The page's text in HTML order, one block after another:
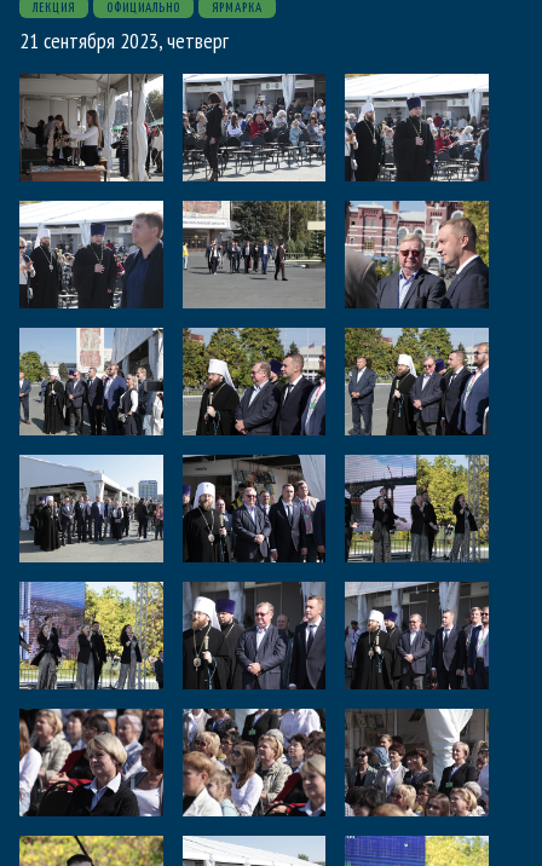
ЛЕКЦИЯ ОФИЦИАЛЬНО ЯРМАРКА
21 сентября 2023, четверг